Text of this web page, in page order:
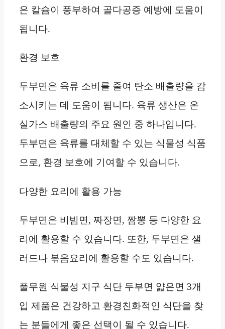
은 칼슘이 풍부하여 골다공증 예방에 도움이
됩니다.
환경 보호
두부면은 육류 소비를 줄여 탄소 배출량을 감
소시키는 데 도움이 됩니다. 육류 생산은 온
실가스 배출량의 주요 원인 중 하나입니다.
두부면은 육류를 대체할 수 있는 식물성 식품
으로, 환경 보호에 기여할 수 있습니다.
다양한 요리에 활용 가능
두부면은 비빔면, 짜장면, 짬뽕 등 다양한 요
리에 활용할 수 있습니다. 또한, 두부면은 샐
러드나 볶음요리에 활용할 수도 있습니다.
풀무원 식물성 지구 식단 두부면 얇은면 3개
입 제품은 건강하고 환경친화적인 식단을 찾
는 분들에게 좋은 선택이 될 수 있습니다.